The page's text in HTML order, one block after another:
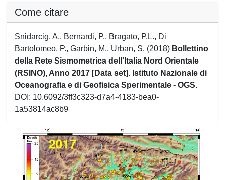
Come citare
Snidarcig, A., Bernardi, P., Bragato, P.L., Di
Bartolomeo, P., Garbin, M., Urban, S. (2018) Bollettino
della Rete Sismometrica dell'Italia Nord Orientale
(RSINO), Anno 2017 [Data set]. Istituto Nazionale di
Oceanografia e di Geofisica Sperimentale - OGS.
DOI: 10.6092/3ff3c323-d7a4-4183-bea0-
1a53814ac8b9